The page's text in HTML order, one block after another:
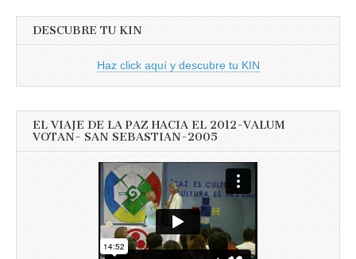
DESCUBRE TU KIN
Haz click aquí y descubre tu KIN
EL VIAJE DE LA PAZ HACIA EL 2012-VALUM
VOTAN- SAN SEBASTIAN-2005